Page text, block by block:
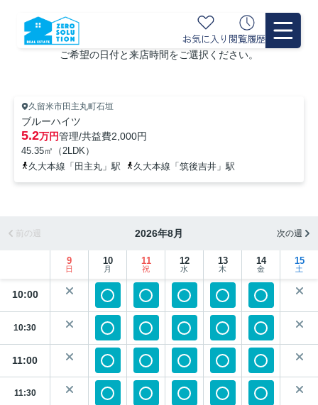
お気に入り 閲覧履歴
ご希望の日付と来店時間をご選択ください。
久留米市田主丸町石垣
ブルーハイツ
5.2万円管理/共益費2,000円
45.35㎡（2LDK）
久大本線「田主丸」駅
久大本線「筑後吉井」駅
前の週 2026年8月 次の週
9
日
10
月
11
祝
12
水
13
木
14
金
15
土
10:00
10:30
11:00
11:30